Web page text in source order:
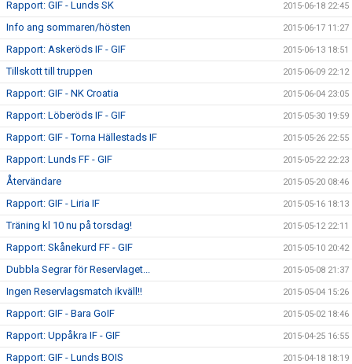
Rapport: GIF - Lunds SK 2015-06-18 22:45
Info ang sommaren/hösten 2015-06-17 11:27
Rapport: Askeröds IF - GIF 2015-06-13 18:51
Tillskott till truppen 2015-06-09 22:12
Rapport: GIF - NK Croatia 2015-06-04 23:05
Rapport: Löberöds IF - GIF 2015-05-30 19:59
Rapport: GIF - Torna Hällestads IF 2015-05-26 22:55
Rapport: Lunds FF - GIF 2015-05-22 22:23
Återvändare 2015-05-20 08:46
Rapport: GIF - Liria IF 2015-05-16 18:13
Träning kl 10 nu på torsdag! 2015-05-12 22:11
Rapport: Skånekurd FF - GIF 2015-05-10 20:42
Dubbla Segrar för Reservlaget... 2015-05-08 21:37
Ingen Reservlagsmatch ikväll!! 2015-05-04 15:26
Rapport: GIF - Bara GoIF 2015-05-02 18:46
Rapport: Uppåkra IF - GIF 2015-04-25 16:55
Rapport: GIF - Lunds BOIS 2015-04-18 18:19